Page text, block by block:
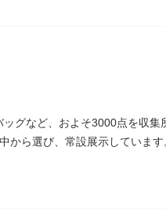
間取りのまま再建され、現在
り、明治の暮らしだけでなく
グなど、およそ3000点を収
から選び、常設展示しています